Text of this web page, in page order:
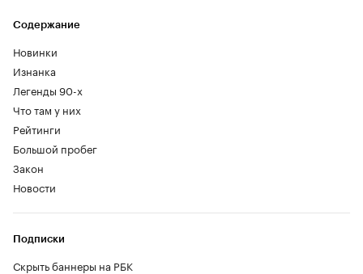
Содержание
Новинки
Изнанка
Легенды 90-х
Что там у них
Рейтинги
Большой пробег
Закон
Новости
Подписки
Скрыть баннеры на РБК